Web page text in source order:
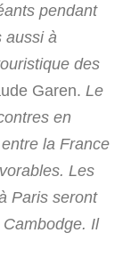
pendant
aussi à
des
Garen. Le
en
la France
Les
Paris seront
Il